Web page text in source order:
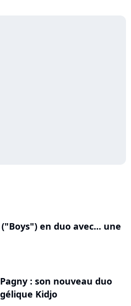
en duo avec... une
: son nouveau duo
Kidjo